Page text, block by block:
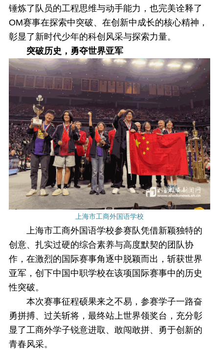
锤炼了队员的工程思维与动手能力，也完美诠释了
OM赛事在探索中突破、在创新中成长的核心精神，
彰显了新时代少年的科创风采与探索力量。
突破历史，勇夺世界亚军
上海市工商外国语学校
上海市工商外国语学校参赛队凭借新颖独特的
创意、扎实过硬的综合素养与高度默契的团队协
作，在激烈的国际赛事角逐中脱颖而出，斩获世界
亚军，创下中国中职学校在该项国际赛事中的历史
性突破。
本次赛事征程硕果来之不易，参赛学子一路奋
勇拼搏、过关斩将，最终站上世界领奖台，充分彰
显了工商外学子锐意进取、敢闯敢拼、勇于创新的
青春风采。